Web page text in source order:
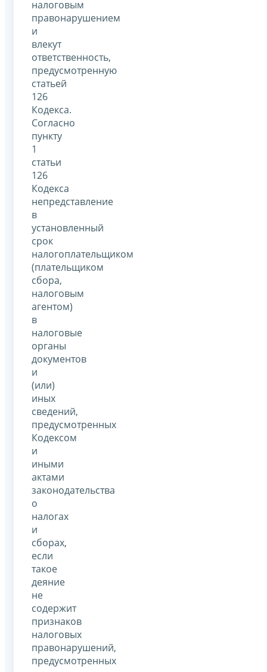
налоговым
правонарушением
и
влекут
ответственность,
предусмотренную
статьей
126
Кодекса.
Согласно
пункту
1
статьи
126
Кодекса
непредставление
в
установленный
срок
налогоплательщиком
(плательщиком
сбора,
налоговым
агентом)
в
налоговые
органы
документов
и
(или)
иных
сведений,
предусмотренных
Кодексом
и
иными
актами
законодательства
о
налогах
и
сборах,
если
такое
деяние
не
содержит
признаков
налоговых
правонарушений,
предусмотренных